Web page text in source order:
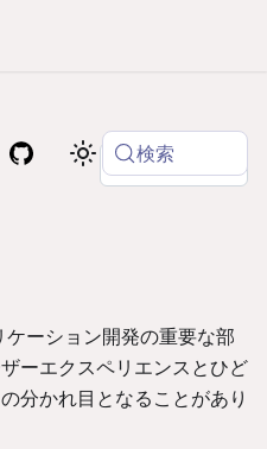
検索
Copy page
ーション開発の重要な部
ーエクスペリエンスとひど
分かれ目となることがあり